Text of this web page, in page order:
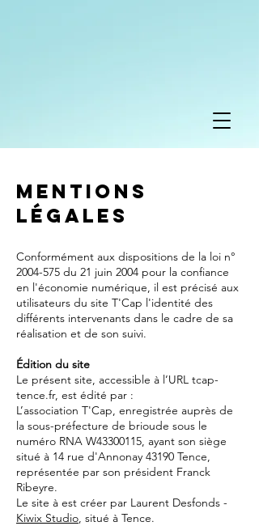
Mentions
légales
Conformément aux dispositions de la loi n°
2004-575 du 21 juin 2004 pour la confiance
en l'économie numérique, il est précisé aux
utilisateurs du site T'Cap l'identité des
différents intervenants dans le cadre de sa
réalisation et de son suivi.
Édition du site
Le présent site, accessible à l’URL tcap-
tence.fr, est édité par :
L’association T'Cap, enregistrée auprès de
la sous-préfecture de brioude sous le
numéro RNA W43300115, ayant son siège
situé à 14 rue d'Annonay 43190 Tence,
représentée par son président Franck
Ribeyre.
Le site à est créer par Laurent Desfonds -
Kiwix Studio, situé à Tence.